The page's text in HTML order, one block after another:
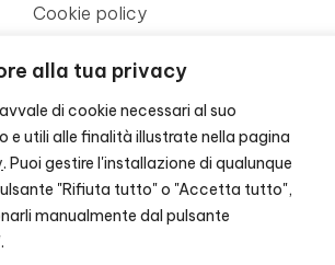
alla tua privacy
di cookie necessari al suo
e utili alle finalità illustrate nella pagina
. Puoi gestire l'installazione di qualunque
"Rifiuta tutto" o "Accetta tutto",
manualmente dal pulsante
Cookie policy
CR FIRENZE - CF 00524310489 -
CREDITS